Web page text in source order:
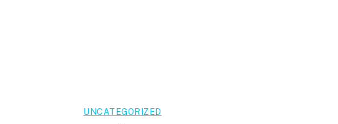
UNCATEGORIZED